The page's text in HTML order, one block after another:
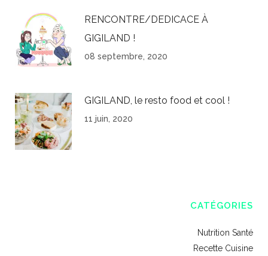
RENCONTRE/DEDICACE À
GIGILAND !
08 septembre, 2020
GIGILAND, le resto food et cool !
11 juin, 2020
CATÉGORIES
Nutrition Santé
Recette Cuisine